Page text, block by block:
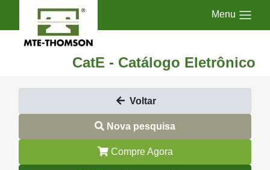
Menu
CatE - Catálogo Eletrônico
Voltar
Nova pesquisa
Compre Agora